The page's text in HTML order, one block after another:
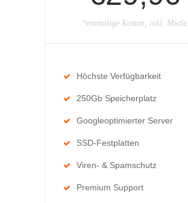
*einmalige Kosten, inkl. MwSt.
Höchste Verfügbarkeit
250Gb Speicherplatz
Googleoptimierter Server
SSD-Festplatten
Viren- & Spamschutz
Premium Support